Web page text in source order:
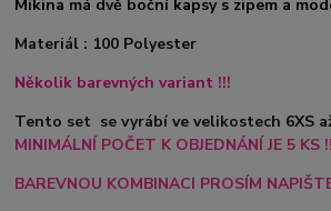
Mikina má dvě boční kapsy s zipem a
Materiál : 100 Polyester
Několik barevných variant !!!
Tento set se vyrábí ve velikostech 6XS
MINIMÁLNÍ POČET K OBJEDNÁNÍ JE 5 KS
BAREVNOU KOMBINACI PROSÍM